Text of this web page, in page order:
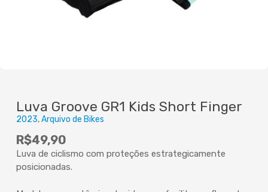
Luva Groove GR1 Kids Short Finger
R$49,90
Luva de ciclismo com proteções estrategicamente
posicionadas.
2023 Arquivo de Bikes